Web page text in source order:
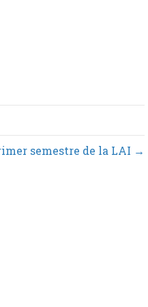
semestre de la LAI →